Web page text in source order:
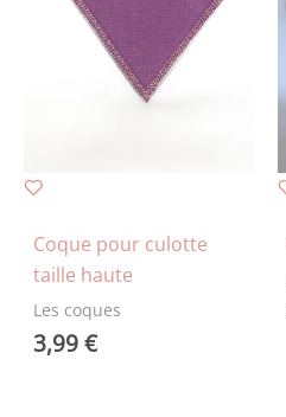
Coque pour culotte
taille haute
Les coques
3,99€